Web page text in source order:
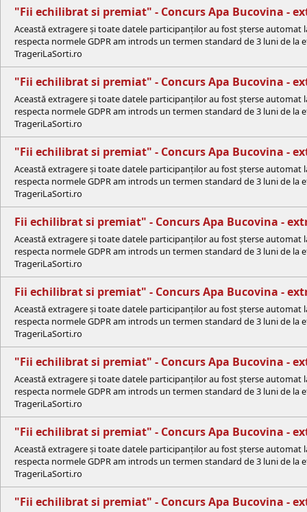
"Fii echilibrat si premiat" - Concurs Apa Bucovina -
Această extragere și toate datele participanților au fost șterse
respecta normele GDPR am introds un termen standard de 3 luni de
TrageriLaSorti.ro
"Fii echilibrat si premiat" - Concurs Apa Bucovina -
Această extragere și toate datele participanților au fost șterse
respecta normele GDPR am introds un termen standard de 3 luni de
TrageriLaSorti.ro
"Fii echilibrat si premiat" - Concurs Apa Bucovina -
Această extragere și toate datele participanților au fost șterse
respecta normele GDPR am introds un termen standard de 3 luni de
TrageriLaSorti.ro
Fii echilibrat si premiat" - Concurs Apa Bucovina -
Această extragere și toate datele participanților au fost șterse
respecta normele GDPR am introds un termen standard de 3 luni de
TrageriLaSorti.ro
Fii echilibrat si premiat" - Concurs Apa Bucovina -
Această extragere și toate datele participanților au fost șterse
respecta normele GDPR am introds un termen standard de 3 luni de
TrageriLaSorti.ro
"Fii echilibrat si premiat" - Concurs Apa Bucovina -
Această extragere și toate datele participanților au fost șterse
respecta normele GDPR am introds un termen standard de 3 luni de
TrageriLaSorti.ro
"Fii echilibrat si premiat" - Concurs Apa Bucovina -
Această extragere și toate datele participanților au fost șterse
respecta normele GDPR am introds un termen standard de 3 luni de
TrageriLaSorti.ro
"Fii echilibrat si premiat" - Concurs Apa Bucovina -